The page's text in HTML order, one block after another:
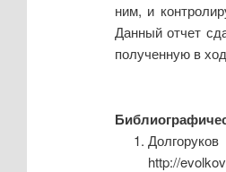
ним, и
Данный отчет
полученную в
http://